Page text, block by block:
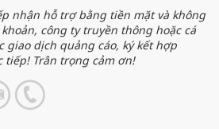
nhận hỗ trợ bằng tiền mặt và không
công ty truyền thông hoặc cá
giao dịch quảng cáo, ký kết hợp
tiếp! Trân trọng cảm ơn!